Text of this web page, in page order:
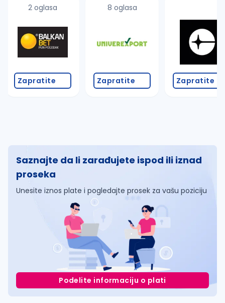
2 oglasa
Zapratite
8 oglasa
Zapratite Zapratite
Saznajte da li zarađujete ispod ili iznad
proseka
Unesite iznos plate i pogledajte prosek za vašu poziciju
Podelite informaciju o plati